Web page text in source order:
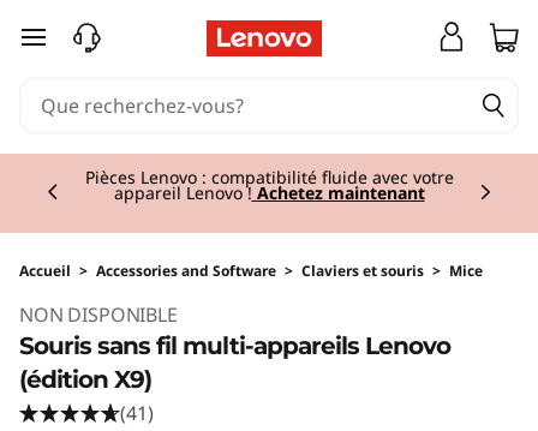
passer au contenu principal
Pièces Lenovo : compatibilité fluide avec votre
appareil Lenovo ! Achetez maintenant
Currently displaying item 2 of 3
Accueil > Accessories and Software > Claviers et souris > Mice
NON DISPONIBLE
Souris sans fil multi-appareils Lenovo
(édition X9)
(41)